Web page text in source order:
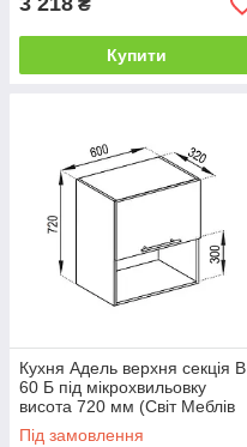
₴
Купити
Кухня Адель верхня секція В
60 Б під мікрохвильовку
висота 720 мм (Світ Меблів
ТМ)
Під замовлення